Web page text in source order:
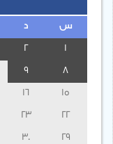
س
15
16
22
23
29
30